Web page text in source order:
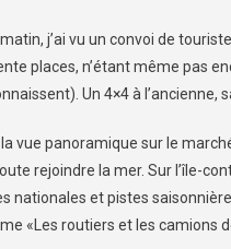
matin, j’ai vu un convoi de
places, n’étant même pas
Un 4×4 à
vue panoramique sur le
rejoindre la mer. Sur l’île-
nationales et pistes
«Les routiers et les camions